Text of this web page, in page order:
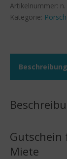
Menge
Artikelnummer:
Kategorie:
Beschreibung
Gutschein
Miete